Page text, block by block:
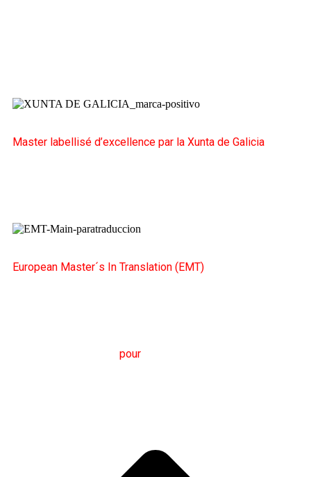
Master labellisé d’excellence par la Xunta de Galicia
European Master´s In Translation (EMT)
pour